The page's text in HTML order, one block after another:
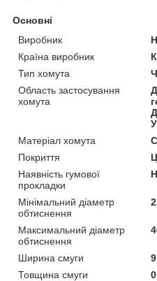
Основні
Виробник
Країна виробник
Тип хомута
Область застосування
хомута
Матеріал хомута
Покриття
Наявність гумової
прокладки
Мінімальний діаметр
обтиснення
Максимальний діаметр
обтиснення
Ширина смуги
Товщина смуги